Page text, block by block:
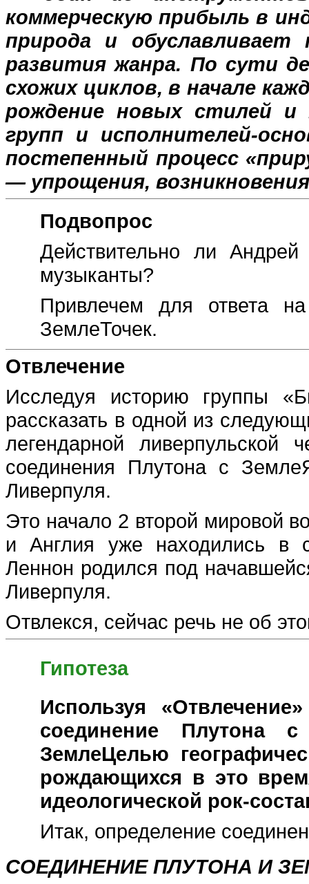
коммерческую прибыль в
природа и обуславливает
развития жанра. По сути
схожих циклов, в начале
рождение новых стилей и
групп и исполнителей-
постепенный процесс
— упрощения,
Подвопрос
Действительно ли
музыканты?
Привлечем для ответа
ЗемлеТочек.
Отвлечение
Исследуя историю группы
рассказать в одной из
легендарной ливерпульской
соединения Плутона с
Ливерпуля.
Это начало 2 второй мировой
и Англия уже находились в
Леннон родился под
Ливерпуля.
Отвлекся, сейчас речь не об
Гипотеза
Используя
соединение Плутона
ЗемлеЦелью
рождающихся в это
идеологической рок-
Итак, определение
СОЕДИНЕНИЕ ПЛУТОНА И